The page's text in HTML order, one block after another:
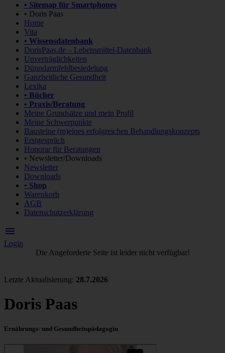
• Sitemap für Smartphones
• Doris Paas
Home
Vita
• Wissensdatenbank
DorisPaas.de – Lebensmittel-Datenbank
Unverträglichkeiten
Dünndarmfehlbesiedelung
Ganzheitliche Gesundheit
Lexika
• Bücher
• Praxis/Beratung
Meine Grundsätze und mein Profil
Meine Schwerpunkte
Bausteine (m)eines erfolgreichen Behandlungskonzepts
Erstgespräch
Honorar für Beratungen
• Newsletter/Downloads
Newsletter
Downloads
• Shop
Warenkorb
AGB
Datenschutzerklärung
menu
Login
Die Angeforderte Seite ist leider nicht verfügbar!
Letzte Aktualisierung: 28.7.2026
Doris Paas
Ernährungs- und Gesundheitspädagogin